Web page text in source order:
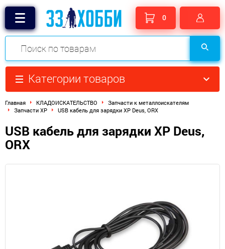
0
Категории товаров
Главная КЛАДОИСКАТЕЛЬСТВО
Запчасти к металлоискателям
Запчасти XP
USB кабель для зарядки XP Deus, ORX
USB кабель для зарядки XP Deus,
ORX